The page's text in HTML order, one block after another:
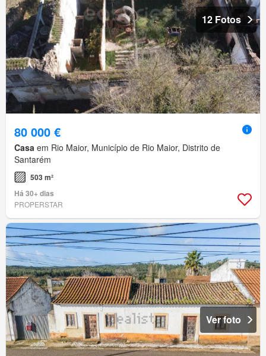
12 Fotos
80 000 €
Casa em Rio Maior, Município de Rio Maior, Distrito de
Santarém
503 m²
Há 30+ dias
PROPERSTAR
Ver foto